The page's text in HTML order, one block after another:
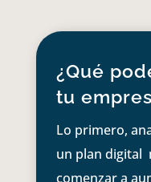
¿Qué
tu
Lo primero,
un plan digital
comenzar a